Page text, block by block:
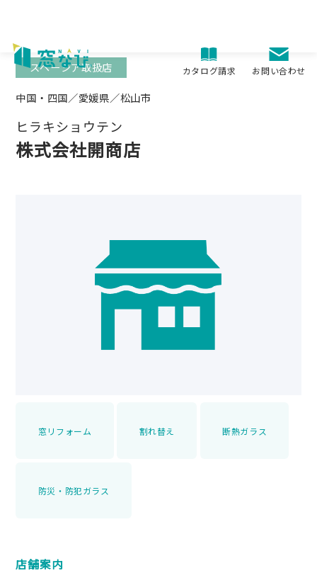
content
カタログ請求 お問い合わせ
中国・四国／愛媛県／松山市
ヒラキショウテン
株式会社開商店
スペーシア取扱店
窓リフォーム 割れ替え 断熱ガラス
防災・防犯ガラス
店舗案内